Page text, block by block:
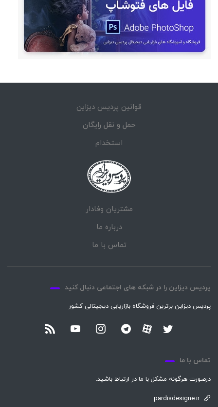
قوانین پردیس دیزاین
حمل و نقل رایگان
استخدام
مشتریان وفادار
درباره ما
تماس با ما
پردیس دیزاین را در شبکه های اجتماعی دنبال کنید
پردیس دیزاین برترین فروشگاه بازاریابی دیجیتالی کشور
تماس با ما
درصورت هرگونه مشکل با ما در ارتباط باشید.
pardisdesigne.ir